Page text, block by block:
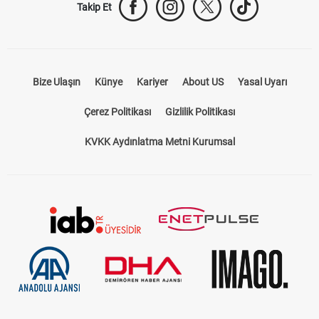
Takip Et
Bize Ulaşın Künye Kariyer About US Yasal Uyarı
Çerez Politikası Gizlilik Politikası
KVKK Aydınlatma Metni Kurumsal